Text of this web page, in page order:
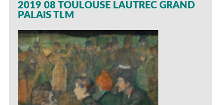
2019 08 TOULOUSE LAUTREC GRAND
PALAIS TLM